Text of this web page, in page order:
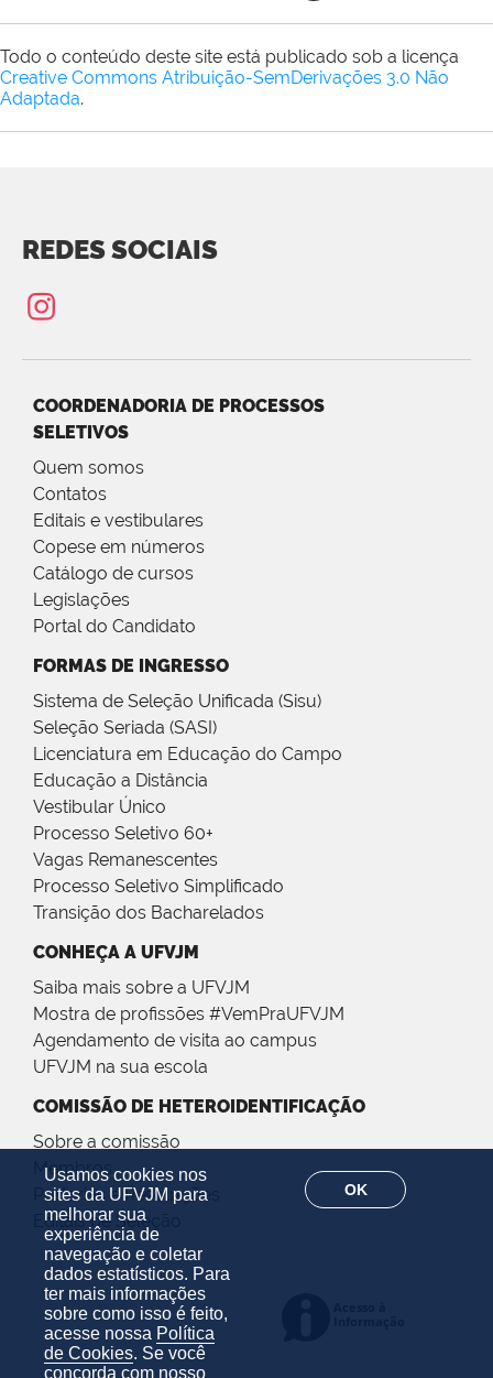
Usamos cookies nos
sites da UFVJM para
melhorar sua
experiência de
navegação e coletar
dados estatísticos. Para
ter mais informações
sobre como isso é feito,
acesse nossa Política
de Cookies. Se você
concorda com nosso
OK
Todo o conteúdo deste site está publicado sob a licença
Creative Commons Atribuição-SemDerivações 3.0 Não
Adaptada.
REDES SOCIAIS
COORDENADORIA DE PROCESSOS
SELETIVOS
Quem somos
Contatos
Editais e vestibulares
Copese em números
Catálogo de cursos
Legislações
Portal do Candidato
FORMAS DE INGRESSO
Sistema de Seleção Unificada (Sisu)
Seleção Seriada (SASI)
Licenciatura em Educação do Campo
Educação a Distância
Vestibular Único
Processo Seletivo 60+
Vagas Remanescentes
Processo Seletivo Simplificado
Transição dos Bacharelados
CONHEÇA A UFVJM
Saiba mais sobre a UFVJM
Mostra de profissões #VemPraUFVJM
Agendamento de visita ao campus
UFVJM na sua escola
COMISSÃO DE HETEROIDENTIFICAÇÃO
Sobre a comissão
Membros
Portarias e Resoluções
Editais de Seleção